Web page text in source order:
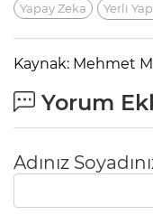
Yapay Zeka Yerli
Kaynak: Mehmet
Yorum
Adınız